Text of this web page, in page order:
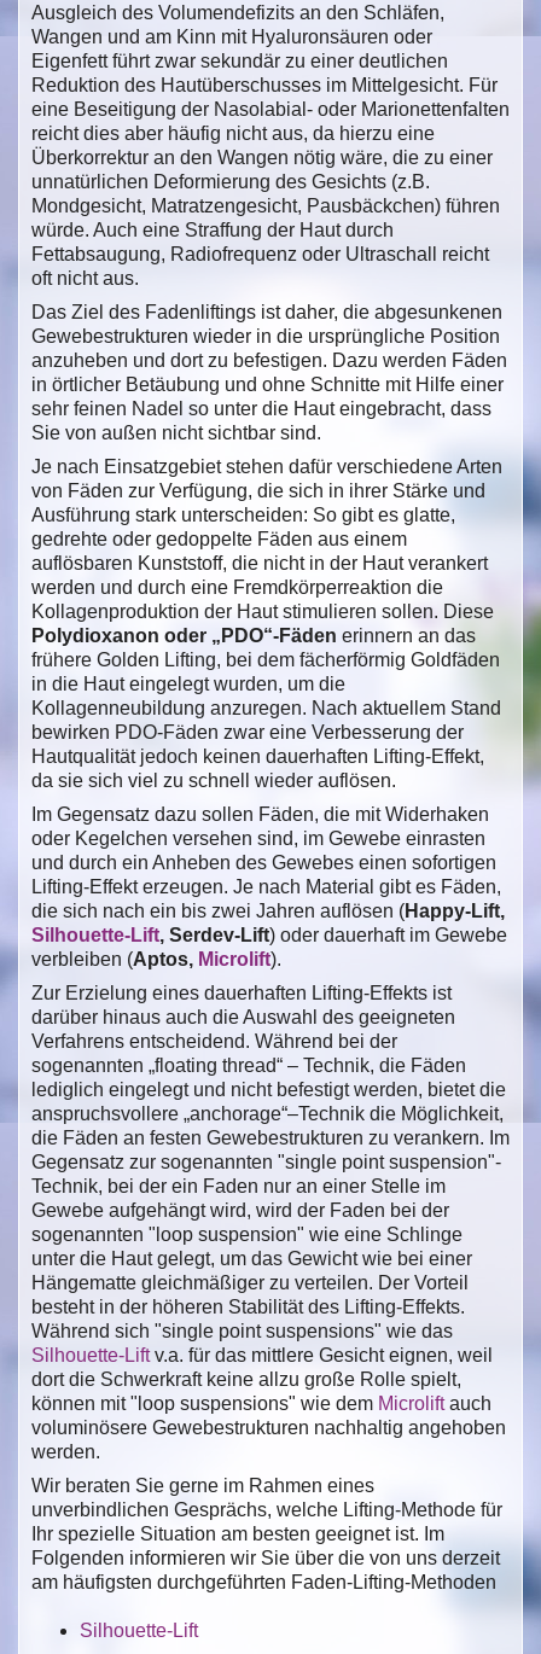
Ausgleich des Volumendefizits an den Schläfen,
Wangen und am Kinn mit Hyaluronsäuren oder
Eigenfett führt zwar sekundär zu einer deutlichen
Reduktion des Hautüberschusses im Mittelgesicht. Für
eine Beseitigung der Nasolabial- oder Marionettenfalten
reicht dies aber häufig nicht aus, da hierzu eine
Überkorrektur an den Wangen nötig wäre, die zu einer
unnatürlichen Deformierung des Gesichts (z.B.
Mondgesicht, Matratzengesicht, Pausbäckchen) führen
würde. Auch eine Straffung der Haut durch
Fettabsaugung, Radiofrequenz oder Ultraschall reicht
oft nicht aus.
Das Ziel des Fadenliftings ist daher, die abgesunkenen
Gewebestrukturen wieder in die ursprüngliche Position
anzuheben und dort zu befestigen. Dazu werden Fäden
in örtlicher Betäubung und ohne Schnitte mit Hilfe einer
sehr feinen Nadel so unter die Haut eingebracht, dass
Sie von außen nicht sichtbar sind.
Je nach Einsatzgebiet stehen dafür verschiedene Arten
von Fäden zur Verfügung, die sich in ihrer Stärke und
Ausführung stark unterscheiden: So gibt es glatte,
gedrehte oder gedoppelte Fäden aus einem
auflösbaren Kunststoff, die nicht in der Haut verankert
werden und durch eine Fremdkörperreaktion die
Kollagenproduktion der Haut stimulieren sollen. Diese
Polydioxanon oder „PDO“-Fäden erinnern an das
frühere Golden Lifting, bei dem fächerförmig Goldfäden
in die Haut eingelegt wurden, um die
Kollagenneubildung anzuregen. Nach aktuellem Stand
bewirken PDO-Fäden zwar eine Verbesserung der
Hautqualität jedoch keinen dauerhaften Lifting-Effekt,
da sie sich viel zu schnell wieder auflösen.
Im Gegensatz dazu sollen Fäden, die mit Widerhaken
oder Kegelchen versehen sind, im Gewebe einrasten
und durch ein Anheben des Gewebes einen sofortigen
Lifting-Effekt erzeugen. Je nach Material gibt es Fäden,
die sich nach ein bis zwei Jahren auflösen (Happy-Lift,
Silhouette-Lift, Serdev-Lift) oder dauerhaft im Gewebe
verbleiben (Aptos, Microlift).
Zur Erzielung eines dauerhaften Lifting-Effekts ist
darüber hinaus auch die Auswahl des geeigneten
Verfahrens entscheidend. Während bei der
sogenannten „floating thread“ – Technik, die Fäden
lediglich eingelegt und nicht befestigt werden, bietet die
anspruchsvollere „anchorage“–Technik die Möglichkeit,
die Fäden an festen Gewebestrukturen zu verankern. Im
Gegensatz zur sogenannten "single point suspension"-
Technik, bei der ein Faden nur an einer Stelle im
Gewebe aufgehängt wird, wird der Faden bei der
sogenannten "loop suspension" wie eine Schlinge
unter die Haut gelegt, um das Gewicht wie bei einer
Hängematte gleichmäßiger zu verteilen. Der Vorteil
besteht in der höheren Stabilität des Lifting-Effekts.
Während sich "single point suspensions" wie das
Silhouette-Liftv.a. für das mittlere Gesicht eignen, weil
dort die Schwerkraft keine allzu große Rolle spielt,
können mit "loop suspensions" wie dem Microliftauch
voluminösere Gewebestrukturen nachhaltig angehoben
werden.
Wir beraten Sie gerne im Rahmen eines
unverbindlichen Gesprächs, welche Lifting-Methode für
Ihr spezielle Situation am besten geeignet ist. Im
Folgenden informieren wir Sie über die von uns derzeit
am häufigsten durchgeführten Faden-Lifting-Methoden
Silhouette-Lift